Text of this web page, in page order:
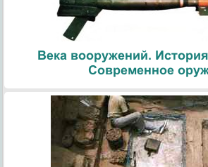
Века вооружений.
Современное